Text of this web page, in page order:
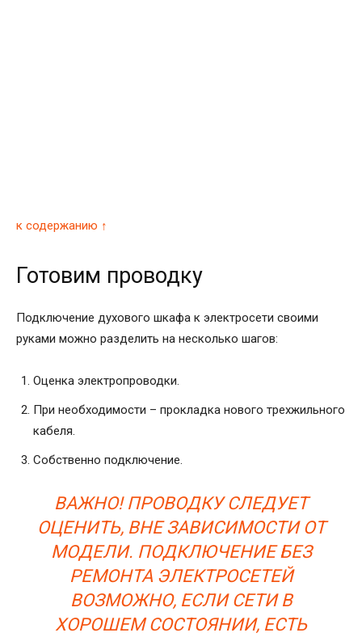
к содержанию ↑
Готовим проводку
Подключение духового шкафа к электросети своими
руками можно разделить на несколько шагов:
Оценка электропроводки.
При необходимости – прокладка нового трехжильного
кабеля.
Собственно подключение.
ВАЖНО! ПРОВОДКУ СЛЕДУЕТ
ОЦЕНИТЬ, ВНЕ ЗАВИСИМОСТИ ОТ
МОДЕЛИ. ПОДКЛЮЧЕНИЕ БЕЗ
РЕМОНТА ЭЛЕКТРОСЕТЕЙ
ВОЗМОЖНО, ЕСЛИ СЕТИ В
ХОРОШЕМ СОСТОЯНИИ, ЕСТЬ